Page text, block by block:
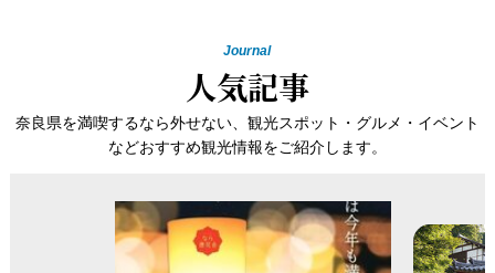
Journal
人気記事
奈良県を満喫するなら外せない、観光スポット・グルメ・イベント
などおすすめ観光情報をご紹介します。